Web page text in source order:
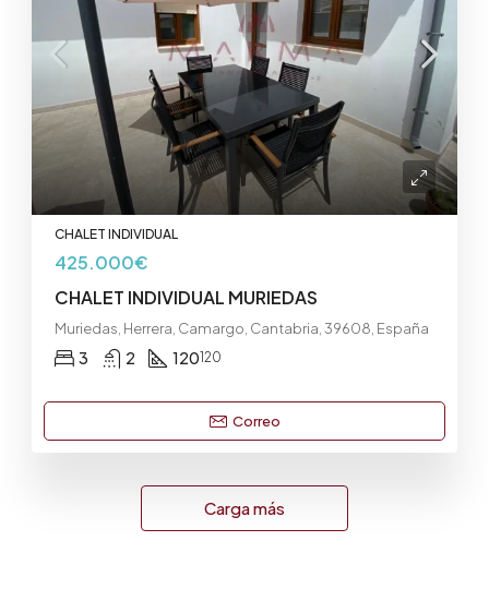
CHALET INDIVIDUAL
425.000€
CHALET INDIVIDUAL MURIEDAS
Muriedas, Herrera, Camargo, Cantabria, 39608, España
3 2 120120
Correo
Carga más